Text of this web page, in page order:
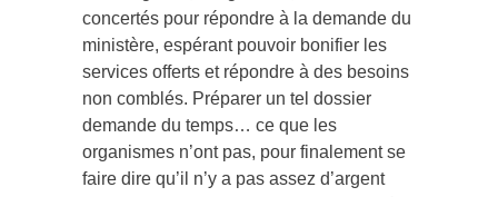
concertés pour répondre à la demande du
ministère, espérant pouvoir bonifier les
services offerts et répondre à des besoins
non comblés. Préparer un tel dossier
demande du temps… ce que les
organismes n’ont pas, pour finalement se
faire dire qu’il n’y a pas assez d’argent